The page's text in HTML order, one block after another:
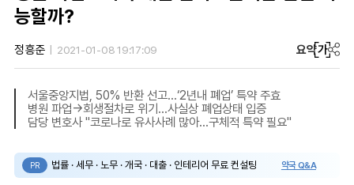
능할까?
정흥준 2021-01-08 19:17:09 요약가
서울중앙지법, 50% 반환 선고...‘2년내 폐업’ 특약 주효
병원 파업→회생절차로 위기...사실상 폐업상태 입증
담당 변호사 "코로나로 유사사례 많아...구체적 특약 필요"
PR 법률 · 세무 · 노무 · 개국 · 대출 · 인테리어 무료 컨설팅 약국 Q&A